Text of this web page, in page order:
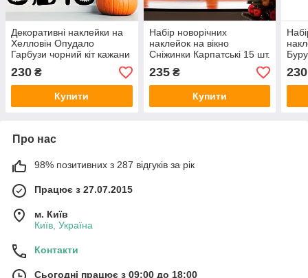
Декоративні наклейки на
Хелловін Опудало
Гарбузи чорний кіт кажани
чорний матовий
230 ₴
Купити
Набір новорічних
наклейок на вікно
Сніжинки Карпатські 15 шт.
новий рік) білі матові
235₴
Купити
230
Про нас
98% позитивних з 287 відгуків за рік
Працює з 27.07.2015
м. Київ
Київ, Україна
Контакти
Сьогодні працює з 09:00 до 18:00